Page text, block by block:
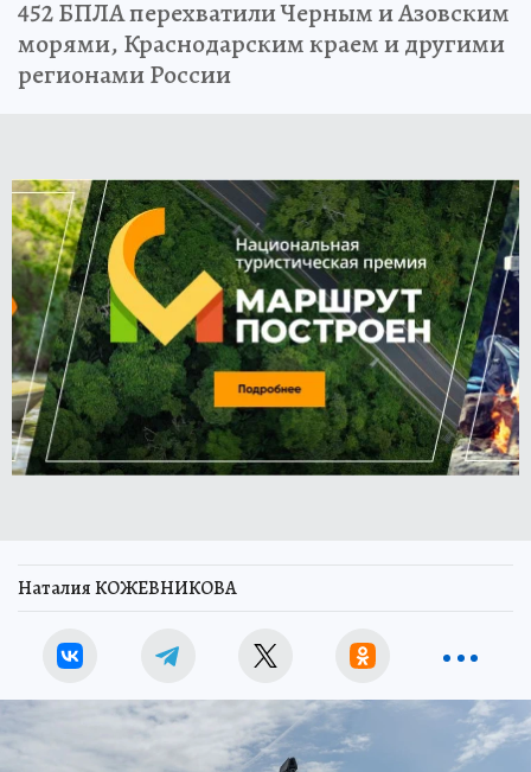
452 БПЛА перехватили Черным и Азовским
морями, Краснодарским краем и другими
регионами России
Наталия КОЖЕВНИКОВА